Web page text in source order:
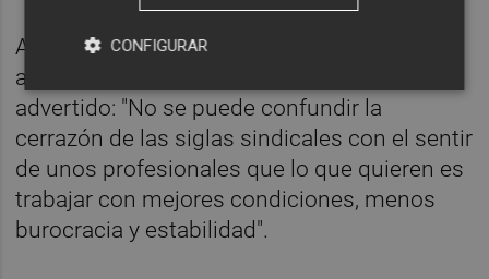
Así, la popular ha recalcado el "apoyo
absoluto" del PPCV con los docentes y ha
advertido: "No se puede confundir la
cerrazón de las siglas sindicales con el sentir
de unos profesionales que lo que quieren es
trabajar con mejores condiciones, menos
burocracia y estabilidad".
CONFIGURAR